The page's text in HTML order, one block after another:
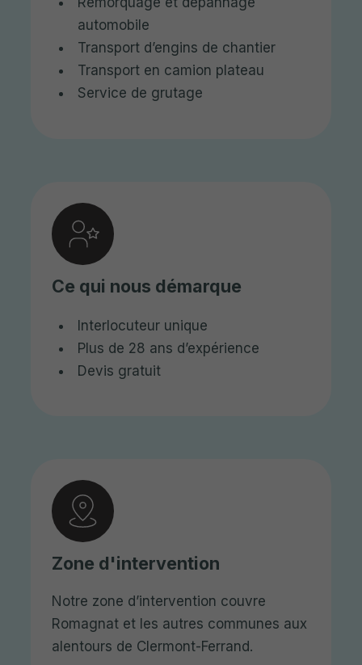
automobile
Transport d’engins de chantier
Transport en camion plateau
Service de grutage
Ce qui nous démarque
Interlocuteur unique
Plus de 28 ans d’expérience
Devis gratuit
Zone d'intervention
Notre zone d’intervention couvre
Romagnat et les autres communes aux
alentours de Clermont-Ferrand.